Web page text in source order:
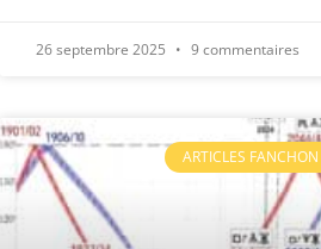
26 septembre 2025 9 commentaires
ARTICLES